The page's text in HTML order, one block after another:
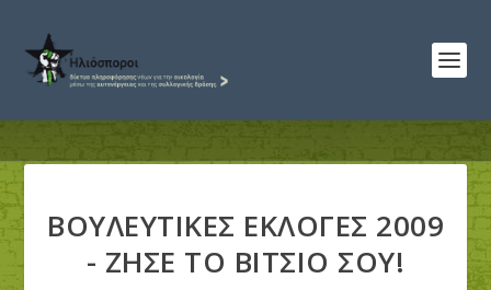
ΒΟΥΛΕΥΤΙΚΕΣ ΕΚΛΟΓΕΣ 2009
- ΖΗΣΕ ΤΟ ΒΙΤΣΙΟ ΣΟΥ!